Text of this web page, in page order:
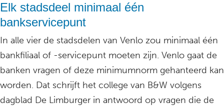
Elk stadsdeel minimaal één
bankservicepunt
In alle vier de stadsdelen van Venlo zou minimaal één
bankfiliaal of -servicepunt moeten zijn. Venlo gaat de
banken vragen of deze minimumnorm gehanteerd kan
worden. Dat schrijft het college van B&W volgens
dagblad De Limburger in antwoord op vragen die de